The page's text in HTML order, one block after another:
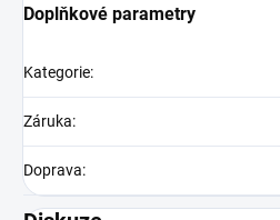
Doplňkové parametry
Kategorie:
Záruka:
Doprava: